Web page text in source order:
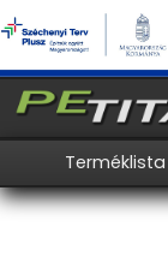
Terméklista